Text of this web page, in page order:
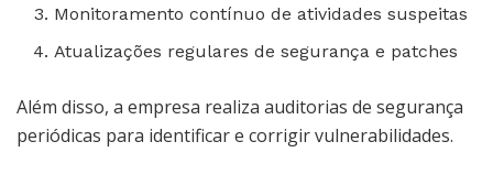
Monitoramento contínuo de atividades suspeitas
Atualizações regulares de segurança e patches
Além disso, a empresa realiza auditorias de segurança
periódicas para identificar e corrigir vulnerabilidades.